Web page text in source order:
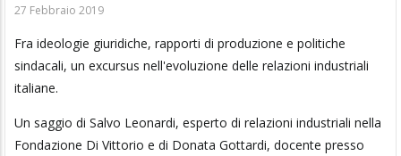
27 Febbraio 2019
Fra ideologie giuridiche, rapporti di produzione e politiche
sindacali, un excursus nell'evoluzione delle relazioni industriali
italiane.
Un saggio di Salvo Leonardi, esperto di relazioni industriali nella
Fondazione Di Vittorio e di Donata Gottardi, docente presso